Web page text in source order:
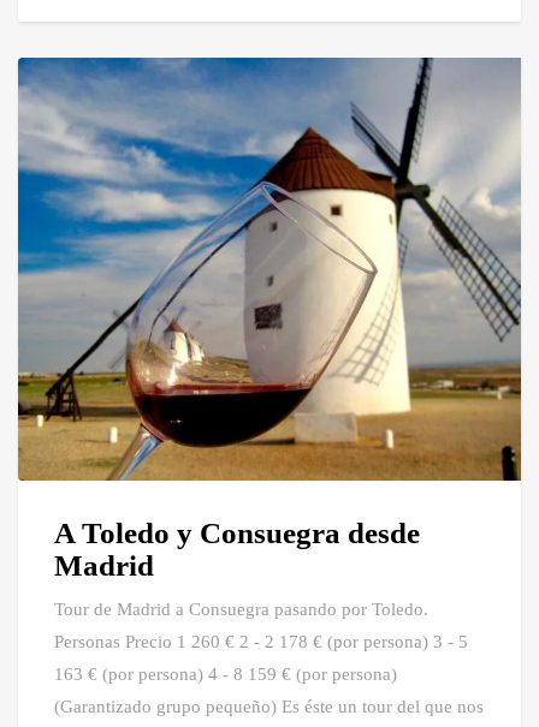
A Toledo y Consuegra desde
Madrid
Tour de Madrid a Consuegra pasando por Toledo.
Personas Precio 1 260 € 2 - 2 178 € (por persona) 3 - 5
163 € (por persona) 4 - 8 159 € (por persona)
(Garantizado grupo pequeño) Es éste un tour del que nos